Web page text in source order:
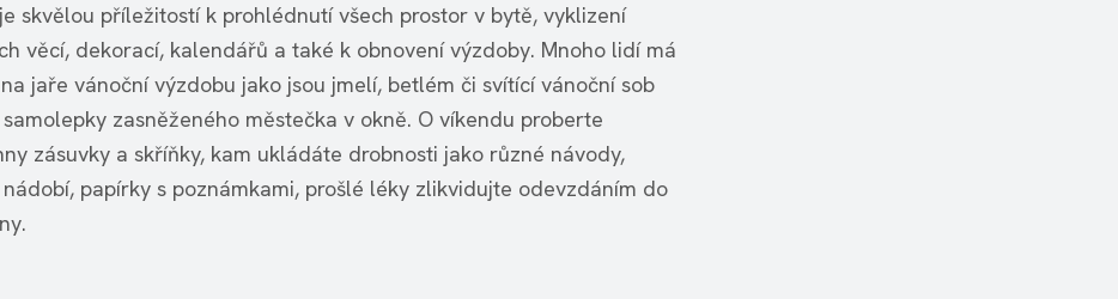
skvělou příležitostí k prohlédnutí všech prostor v bytě, vyklizení
věcí, dekorací, kalendářů a také k obnovení výzdoby. Mnoho lidí má
jaře vánoční výzdobu jako jsou jmelí, betlém či svítící vánoční sob
zasněženého městečka v okně. O víkendu proberte
zásuvky a skříňky, kam ukládáte drobnosti jako různé návody,
papírky s poznámkami, prošlé léky zlikvidujte odevzdáním do